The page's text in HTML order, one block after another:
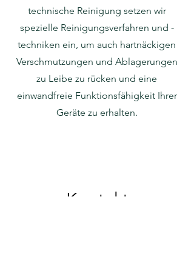
technische Reinigung setzen wir
spezielle Reinigungsverfahren und -
techniken ein, um auch hartnäckigen
Verschmutzungen und Ablagerungen
zu Leibe zu rücken und eine
einwandfreie Funktionsfähigkeit Ihrer
Geräte zu erhalten.
Kontakt